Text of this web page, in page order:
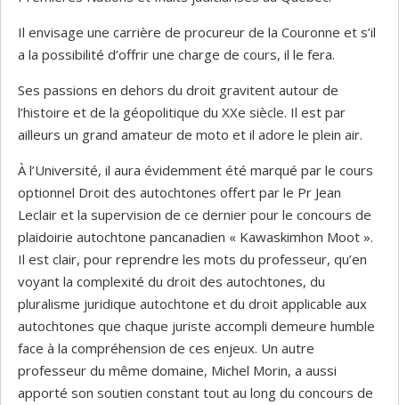
Il envisage une carrière de procureur de la Couronne et s’il
a la possibilité d’offrir une charge de cours, il le fera.
Ses passions en dehors du droit gravitent autour de
l’histoire et de la géopolitique du XXe siècle. Il est par
ailleurs un grand amateur de moto et il adore le plein air.
À l’Université, il aura évidemment été marqué par le cours
optionnel Droit des autochtones offert par le Pr Jean
Leclair et la supervision de ce dernier pour le concours de
plaidoirie autochtone pancanadien « Kawaskimhon Moot ».
Il est clair, pour reprendre les mots du professeur, qu’en
voyant la complexité du droit des autochtones, du
pluralisme juridique autochtone et du droit applicable aux
autochtones que chaque juriste accompli demeure humble
face à la compréhension de ces enjeux. Un autre
professeur du même domaine, Michel Morin, a aussi
apporté son soutien constant tout au long du concours de